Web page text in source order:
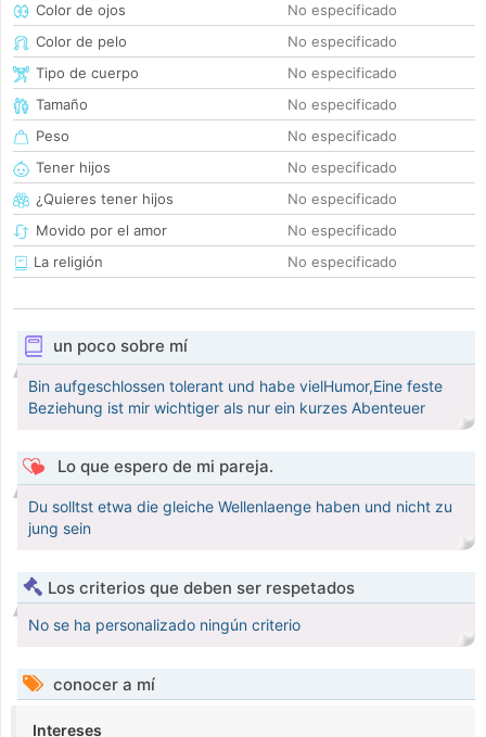
Color de ojos
No especificado
Color de pelo
No especificado
Tipo de cuerpo
No especificado
Tamaño
No especificado
Peso
No especificado
Tener hijos
No especificado
¿Quieres tener hijos
No especificado
Movido por el amor
No especificado
La religión
No especificado
un poco sobre mí
Bin aufgeschlossen tolerant und habe vielHumor,Eine feste
Beziehung ist mir wichtiger als nur ein kurzes Abenteuer
Lo que espero de mi pareja.
Du solltst etwa die gleiche Wellenlaenge haben und nicht zu
jung sein
Los criterios que deben ser respetados
No se ha personalizado ningún criterio
conocer a mí
Intereses